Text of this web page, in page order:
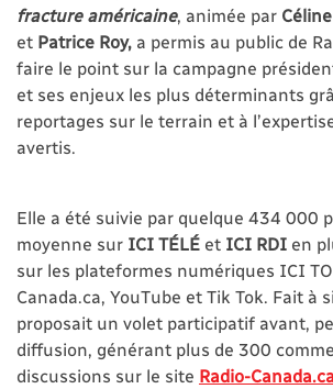
fracture américaine, animée par
et Patrice Roy, a permis au public de
faire le point sur la campagne
et ses enjeux les plus déterminants
reportages sur le terrain et à
avertis.
Elle a été suivie par quelque 434 000
moyenne sur ICI TÉLÉ et ICI RDI en
sur les plateformes numériques ICI
Canada.ca, YouTube et Tik Tok. Fait à
proposait un volet participatif avant,
diffusion, générant plus de 300
discussions sur le site Radio-Canada.ca